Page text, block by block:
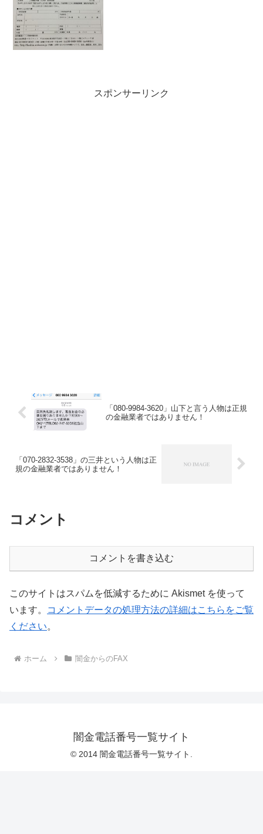
スポンサーリンク
「080-9984-3620」山下と言う人物は正規
の金融業者ではありません！
「070-2832-3538」の三井という人物は正
規の金融業者ではありません！
コメント
コメントを書き込む
このサイトはスパムを低減するために Akismet を使って
います。
コメントデータの処理方法の詳細はこちらをご覧
ください。
ホーム 闇金からのFAX
闇金電話番号一覧サイト
© 2014 闇金電話番号一覧サイト.